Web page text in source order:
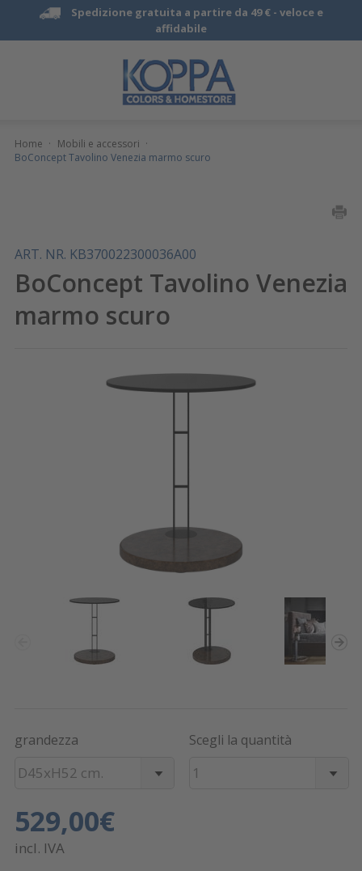
Spedizione gratuita a partire da 49 € - veloce e
affidabile
Home · Mobili e accessori ·
BoConcept Tavolino Venezia marmo scuro
ART. NR. KB370022300036A00
BoConcept Tavolino Venezia
marmo scuro
grandezza
D45xH52 cm.
Scegli la quantità
1
529,00€
incl. IVA